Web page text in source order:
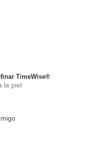
TimeWise®
la piel